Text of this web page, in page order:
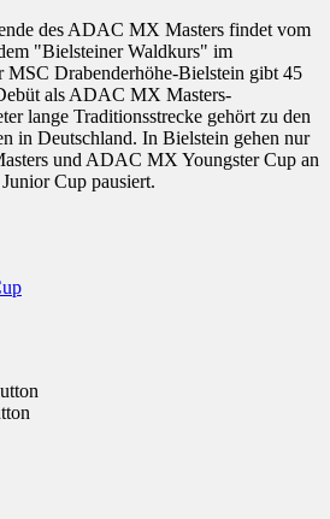
des ADAC MX Masters findet vom
"Bielsteiner Waldkurs" im
MSC Drabenderhöhe-Bielstein gibt 45
als ADAC MX Masters-
lange Traditionsstrecke gehört zu den
in Deutschland. In Bielstein gehen nur
und ADAC MX Youngster Cup an
Cup pausiert.